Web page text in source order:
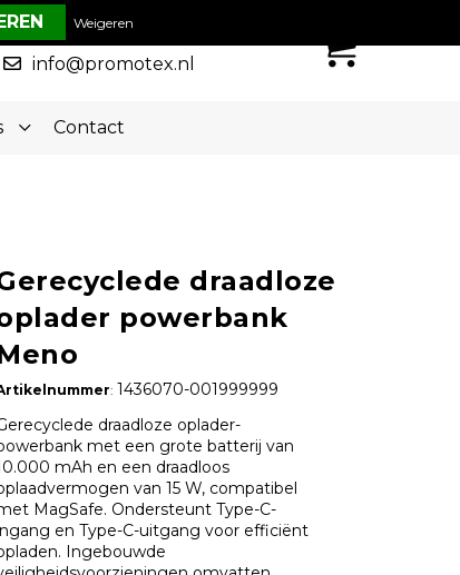
050-5773636
info@promotex.nl
Contact
draadloze
powerbank
: 1436070-001999999
draadloze oplader-
met een grote batterij van
mAh en een draadloos
van 15 W, compatibel
MagSafe. Ondersteunt Type-C-
en Type-C-uitgang voor efficiënt
Ingebouwde
Weigeren